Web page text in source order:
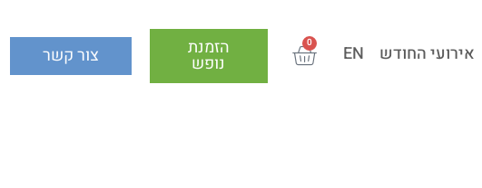
אירועי החודש EN
0 הזמנת
נופש צור קשר